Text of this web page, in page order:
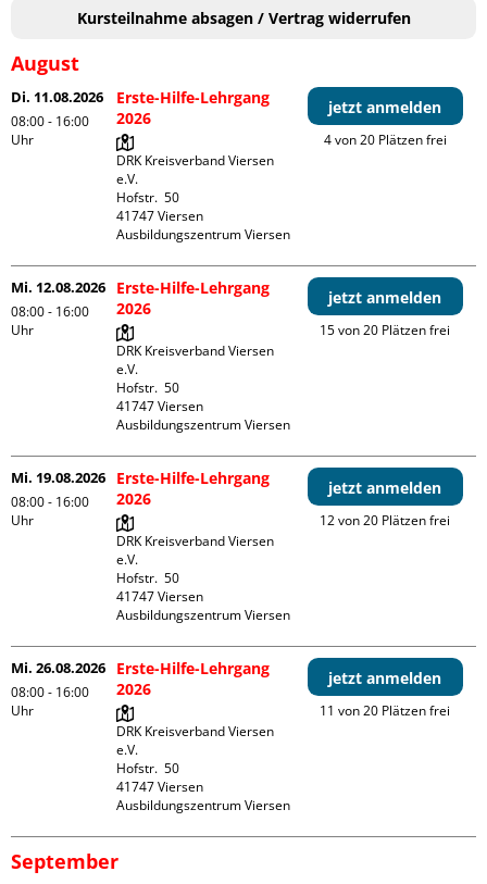
Kursteilnahme absagen / Vertrag widerrufen
August
Di. 11.08.2026
08:00 - 16:00
Uhr
Erste-Hilfe-Lehrgang
2026
DRK Kreisverband Viersen
e.V.
Hofstr.  50
41747 Viersen
Ausbildungszentrum Viersen
jetzt anmelden
4 von 20 Plätzen frei
Mi. 12.08.2026
08:00 - 16:00
Uhr
Erste-Hilfe-Lehrgang
2026
DRK Kreisverband Viersen
e.V.
Hofstr.  50
41747 Viersen
Ausbildungszentrum Viersen
jetzt anmelden
15 von 20 Plätzen frei
Mi. 19.08.2026
08:00 - 16:00
Uhr
Erste-Hilfe-Lehrgang
2026
DRK Kreisverband Viersen
e.V.
Hofstr.  50
41747 Viersen
Ausbildungszentrum Viersen
jetzt anmelden
12 von 20 Plätzen frei
Mi. 26.08.2026
08:00 - 16:00
Uhr
Erste-Hilfe-Lehrgang
2026
DRK Kreisverband Viersen
e.V.
Hofstr.  50
41747 Viersen
Ausbildungszentrum Viersen
jetzt anmelden
11 von 20 Plätzen frei
September